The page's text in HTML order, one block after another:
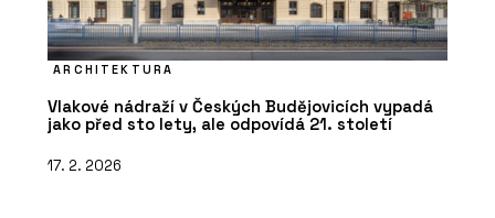
ARCHITEKTURA
Vlakové nádraží v Českých Budějovicích vypadá
jako před sto lety, ale odpovídá 21. století
17. 2. 2026